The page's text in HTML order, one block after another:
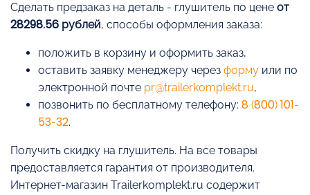
Cделать предзаказ на деталь - глушитель по цене от
28298.56 рублей, способы оформления заказа:
положить в корзину и оформить заказ,
оставить заявку менеджеру через форму или по
электронной почте pr@trailerkomplekt.ru,
позвонить по бесплатному телефону: 8 (800) 101-
53-32.
Получить скидку на глушитель. На все товары
предоставляется гарантия от производителя.
Интернет-магазин Trailerkomplekt.ru содержит